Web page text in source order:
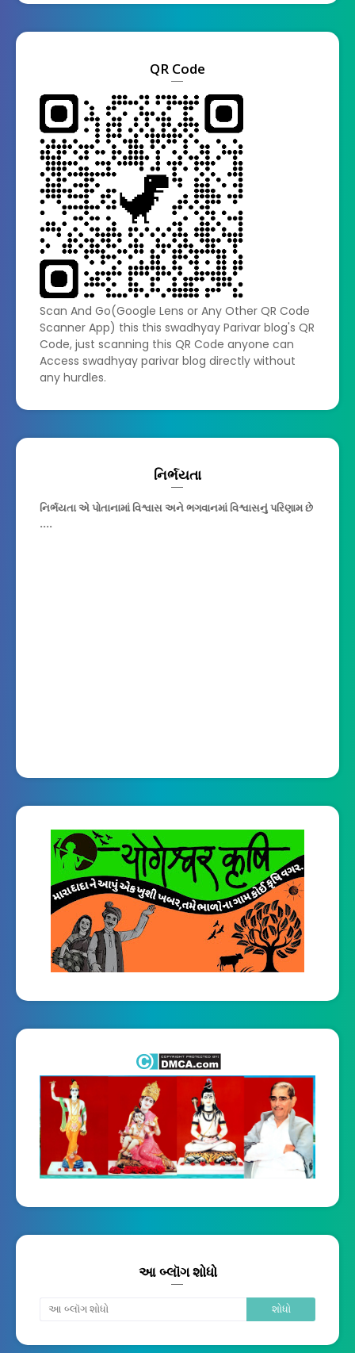
QR Code
Scan And Go(Google Lens or Any Other QR Code
Scanner App) this this swadhyay Parivar blog's QR
Code, just scanning this QR Code anyone can
Access swadhyay parivar blog directly without
any hurdles.
નિર્ભયતા
નિર્ભયતા એ પોતાનામાં વિશ્વાસ અને ભગવાનમાં વિશ્વાસનું પરિણામ છે
....
આ બ્લૉગ શોધો